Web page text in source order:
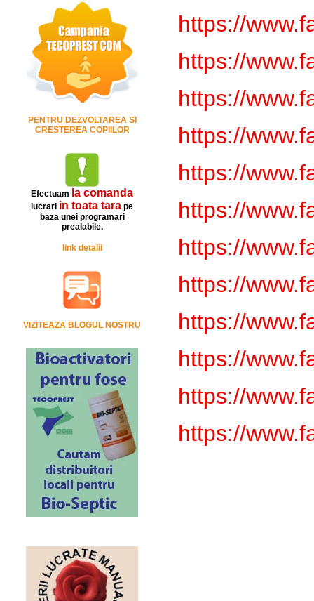
PENTRU DEZVOLTAREA SI
CRESTEREA COPIILOR
Efectuam la comanda
lucrari in toata tara pe
baza unei programari
prealabile.
link detalii
VIZITEAZA BLOGUL NOSTRU
https://
https://
https://
https://
https://
https://
https://
https://
https://
https://
https://
https://